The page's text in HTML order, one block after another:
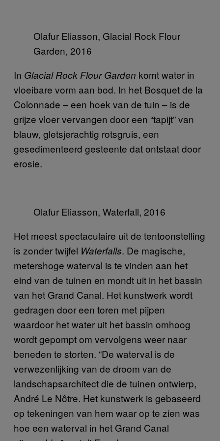
Olafur Eliasson, Glacial Rock Flour
Garden, 2016
In Glacial Rock Flour Garden komt water in
vloeibare vorm aan bod. In het Bosquet de la
Colonnade – een hoek van de tuin – is de
grijze vloer vervangen door een “tapijt” van
blauw, gletsjerachtig rotsgruis, een
gesedimenteerd gesteente dat ontstaat door
erosie.
Olafur Eliasson, Waterfall, 2016
Het meest spectaculaire uit de tentoonstelling
is zonder twijfel Waterfalls. De magische,
metershoge waterval is te vinden aan het
eind van de tuinen en mondt uit in het bassin
van het Grand Canal. Het kunstwerk wordt
gedragen door een toren met pijpen
waardoor het water uit het bassin omhoog
wordt gepompt om vervolgens weer naar
beneden te storten. “De waterval is de
verwezenlijking van de droom van de
landschapsarchitect die de tuinen ontwierp,
André Le Nôtre. Het kunstwerk is gebaseerd
op tekeningen van hem waar op te zien was
hoe een waterval in het Grand Canal